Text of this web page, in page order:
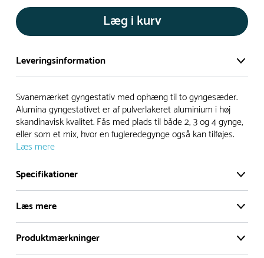
Læg i kurv
Leveringsinformation
Vi har et stort og effektivt lager på ca. 6.000 kvadratmeter
med mere end 5.000 forskellige produkter på hylderne til
omgående levering.
- Leveringstiden på lagervarer er i Danmark normalt 1-3
hverdage
- Leveringstiden på specialvarer og bestillingsvarer oplyses
ved bestilling
- I tilfælde af restordre vil kundeservice kontakte dig via e-
mail eller telefon med information om forventet
leveringstidspunkt
Svanemærket gyngestativ med ophæng til to gyngesæder.
Alumina gyngestativet er af pulverlakeret aluminium i høj
skandinavisk kvalitet. Fås med plads til både 2, 3 og 4 gynge,
eller som et mix, hvor en fugleredegynge også kan tilføjes.
Læs mere
Specifikationer
Serie
Alumina
Læs mere
Svanemærket gyngestativ med ophæng til to
Produktmærkninger